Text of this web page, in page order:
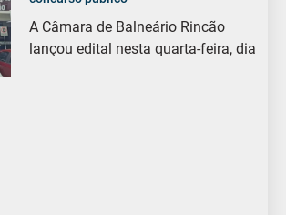
A Câmara de Balneário Rincão
lançou edital nesta quarta-feira, dia